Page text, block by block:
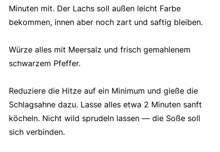
Minuten mit. Der Lachs soll außen leicht Farbe
bekommen, innen aber noch zart und saftig bleiben.
Würze alles mit Meersalz und frisch gemahlenem
schwarzem Pfeffer.
Reduziere die Hitze auf ein Minimum und gieße die
Schlagsahne dazu. Lasse alles etwa 2 Minuten sanft
köcheln. Nicht wild sprudeln lassen — die Soße soll
sich verbinden.